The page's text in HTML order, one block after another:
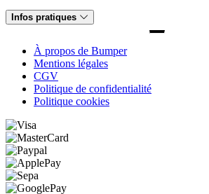
Infos pratiques
À propos de Bumper
Mentions légales
CGV
Politique de confidentialité
Politique cookies